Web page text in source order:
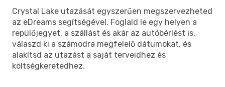
Crystal Lake utazását egyszerűen megszervezheted
az eDreams segítségével. Foglald le egy helyen a
repülőjegyet, a szállást és akár az autóbérlést is,
válaszd ki a számodra megfelelő dátumokat, és
alakítsd az utazást a saját terveidhez és
költségkeretedhez.